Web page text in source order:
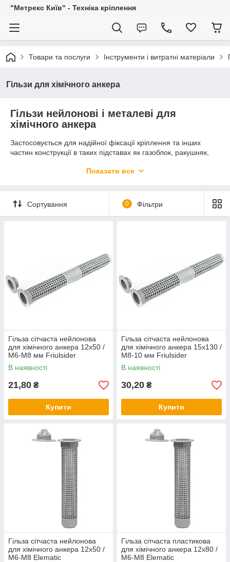
"Метрекс Київ" - Техніка кріплення
Товари та послуги Інструменти і витратні матеріали
Гільзи для хімічного анкера
Гільзи нейлонові і металеві для
хімічного анкера
Застосовується для надійної фіксації кріплення та інших
частин конструкції в таких підставах як газоблок, ракушняк,
Представлені такими виробниками:
Elematic, Італія;
Friulsider, Італія.
Показати все
Сортування 0 Фільтри
Гільза сітчаста нейлонова
для хімічного анкера 12х50 /
М6-М8 мм Friulsider
В наявності
21,80 ₴
Купити
Гільза сітчаста нейлонова
для хімічного анкера 15х130 /
М8-10 мм Friulsider
В наявності
30,20 ₴
Купити
Гільза сітчаста нейлонова
для хімічного анкера 12х50 /
М6-М8 Elematic
Гільза сітчаста пластикова
для хімічного анкера 12х80 /
М6-М8 Elematic